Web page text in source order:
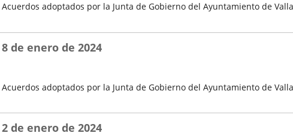
Acuerdos adoptados por la Junta de Gobierno del Ayuntamiento de
de
la
Sesión
Acuerdos adoptados por la Junta de Gobierno del Ayuntamiento de
de
la
Sesión
8 de enero de 2024
2 de enero de 2024